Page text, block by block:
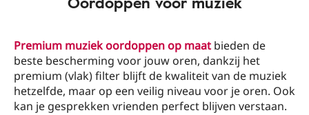
Premium muziek oordoppen op maat bieden de
beste bescherming voor jouw oren, dankzij het
premium (vlak) filter blijft de kwaliteit van de muziek
hetzelfde, maar op een veilig niveau voor je oren. Ook
kan je gesprekken vrienden perfect blijven verstaan.